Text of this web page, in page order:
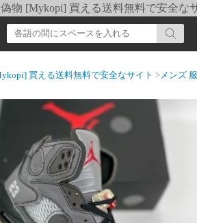
物 [Mykopi] 買える送料無料で安全な
買える送料無料で安全なサイト >メンズ 服